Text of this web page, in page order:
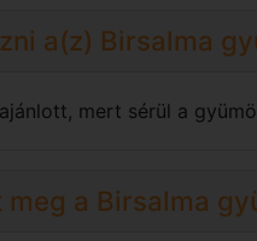
a(z) Birsalma
mert sérül a
meg a Birsalma